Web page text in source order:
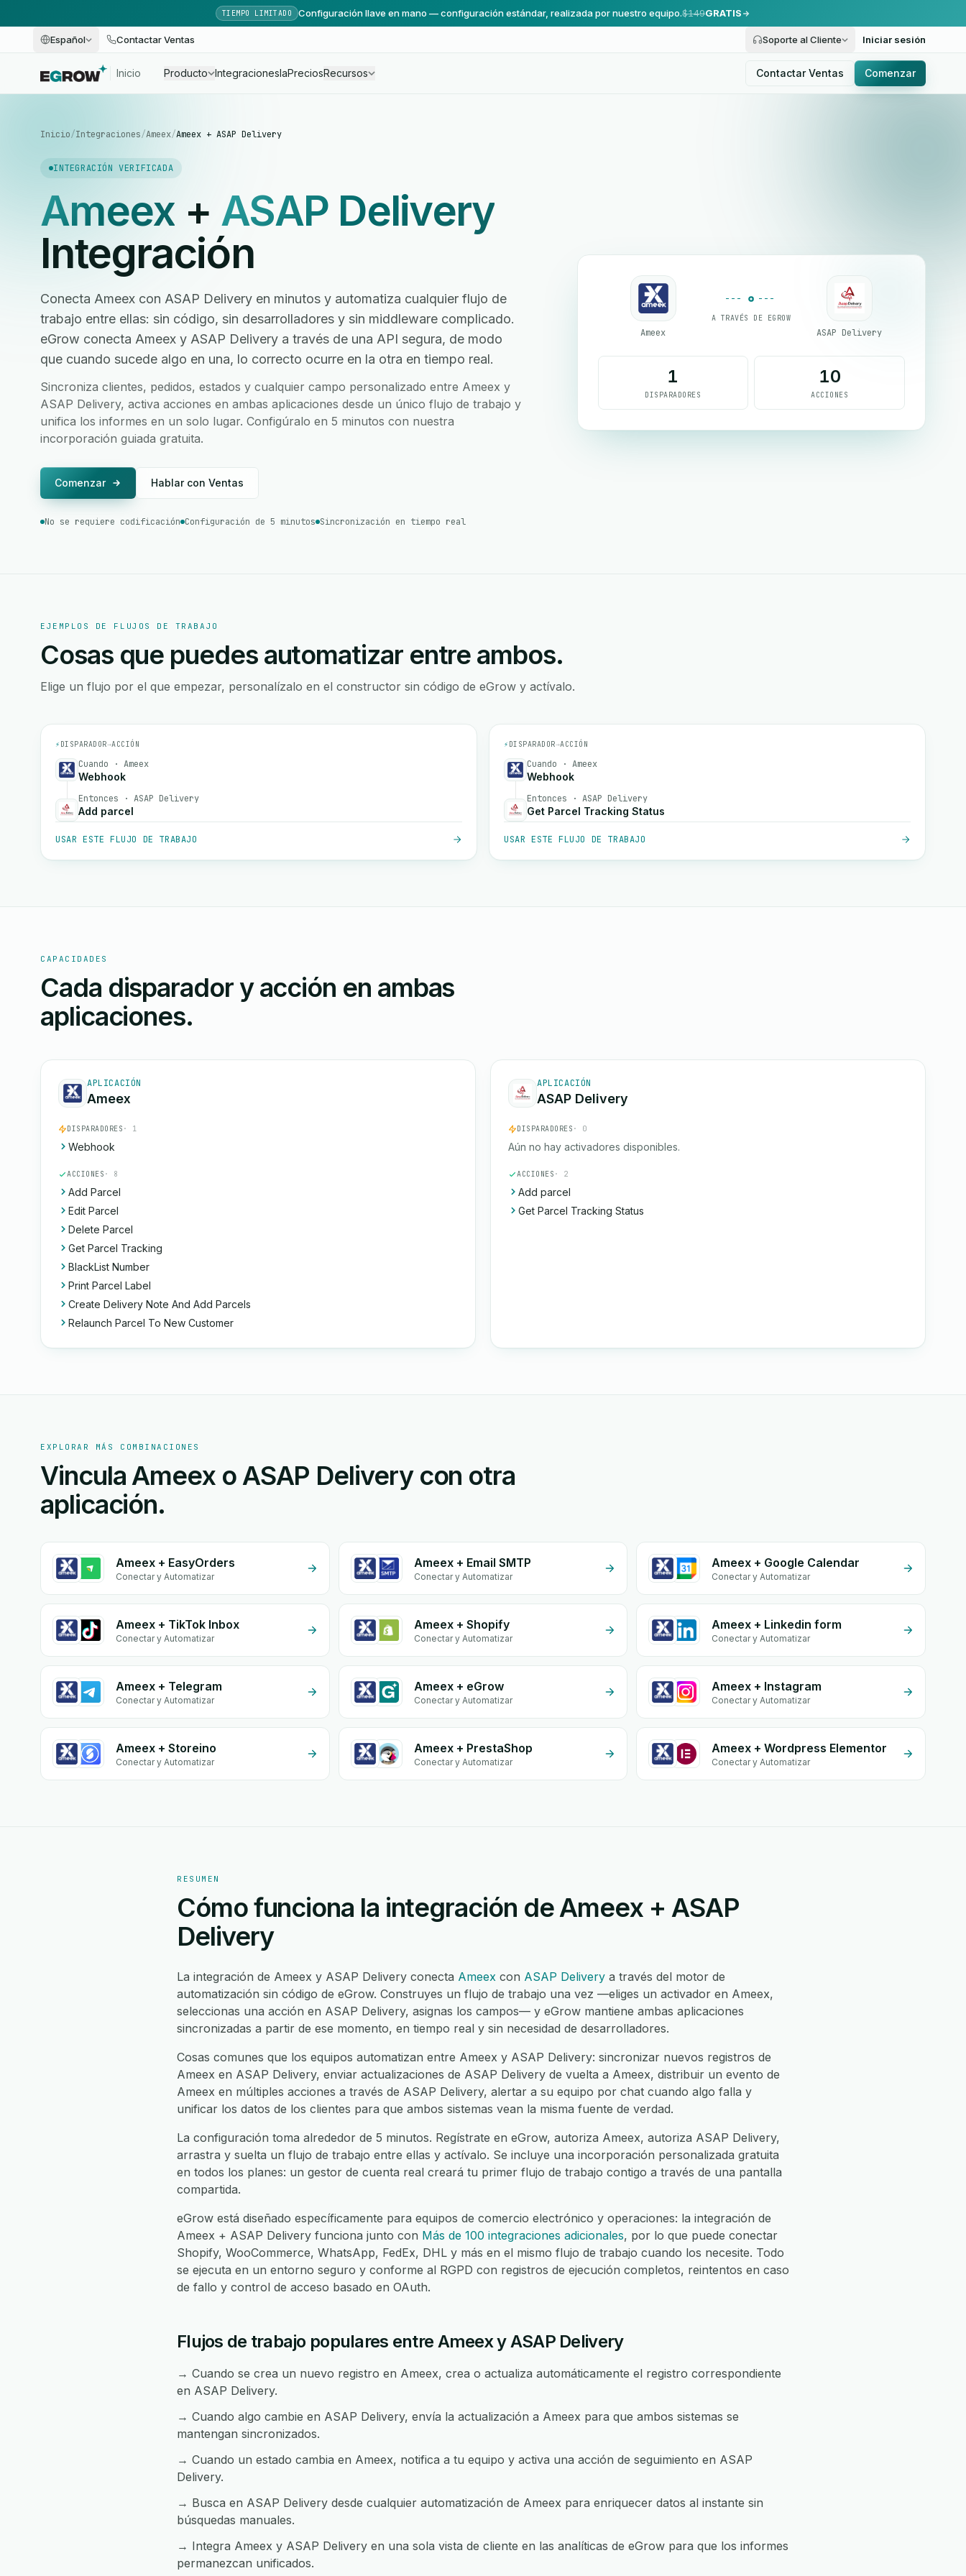
TIEMPO LIMITADO Configuración llave en mano — configuración estándar, realizada por nuestro equipo.$149GRATIS
Español Contactar Ventas Soporte al Cliente Iniciar sesión
Inicio Producto IntegracionesIaPreciosRecursos Contactar Ventas Comenzar
Inicio/Integraciones/Ameex/Ameex + ASAP Delivery
INTEGRACIÓN VERIFICADA
Ameex + ASAP Delivery
Integración
Conecta Ameex con ASAP Delivery en minutos y automatiza cualquier flujo de
trabajo entre ellas: sin código, sin desarrolladores y sin middleware complicado.
eGrow conecta Ameex y ASAP Delivery a través de una API segura, de modo
que cuando sucede algo en una, lo correcto ocurre en la otra en tiempo real.
Sincroniza clientes, pedidos, estados y cualquier campo personalizado entre Ameex y
ASAP Delivery, activa acciones en ambas aplicaciones desde un único flujo de trabajo y
unifica los informes en un solo lugar. Configúralo en 5 minutos con nuestra
incorporación guiada gratuita.
Comenzar Hablar con Ventas
No se requiere codificación Configuración de 5 minutos Sincronización en tiempo real
Ameex
A TRAVÉS DE EGROW
ASAP Delivery
1
DISPARADORES
10
ACCIONES
EJEMPLOS DE FLUJOS DE TRABAJO
Cosas que puedes automatizar entre ambos.
Elige un flujo por el que empezar, personalízalo en el constructor sin código de eGrow y actívalo.
⚡ DISPARADOR→ACCIÓN
Cuando · Ameex
Webhook
Entonces · ASAP Delivery
Add parcel
USAR ESTE FLUJO DE TRABAJO
⚡ DISPARADOR→ACCIÓN
Cuando · Ameex
Webhook
Entonces · ASAP Delivery
Get Parcel Tracking Status
USAR ESTE FLUJO DE TRABAJO
CAPACIDADES
Cada disparador y acción en ambas
aplicaciones.
APLICACIÓN
Ameex
DISPARADORES · 1
Webhook
ACCIONES · 8
Add Parcel
Edit Parcel
Delete Parcel
Get Parcel Tracking
BlackList Number
Print Parcel Label
Create Delivery Note And Add Parcels
Relaunch Parcel To New Customer
APLICACIÓN
ASAP Delivery
DISPARADORES · 0
Aún no hay activadores disponibles.
ACCIONES · 2
Add parcel
Get Parcel Tracking Status
EXPLORAR MÁS COMBINACIONES
Vincula Ameex o ASAP Delivery con otra
aplicación.
Ameex + EasyOrders
Conectar y Automatizar
Ameex + Email SMTP
Conectar y Automatizar
Ameex + Google Calendar
Conectar y Automatizar
Ameex + TikTok Inbox
Conectar y Automatizar
Ameex + Shopify
Conectar y Automatizar
Ameex + Linkedin form
Conectar y Automatizar
Ameex + Telegram
Conectar y Automatizar
Ameex + eGrow
Conectar y Automatizar
Ameex + Instagram
Conectar y Automatizar
Ameex + Storeino
Conectar y Automatizar
Ameex + PrestaShop
Conectar y Automatizar
Ameex + Wordpress Elementor
Conectar y Automatizar
RESUMEN
Cómo funciona la integración de Ameex + ASAP
Delivery
La integración de Ameex y ASAP Delivery conecta Ameex con ASAP Delivery a través del motor de
automatización sin código de eGrow. Construyes un flujo de trabajo una vez —eliges un activador en Ameex,
seleccionas una acción en ASAP Delivery, asignas los campos— y eGrow mantiene ambas aplicaciones
sincronizadas a partir de ese momento, en tiempo real y sin necesidad de desarrolladores.
Cosas comunes que los equipos automatizan entre Ameex y ASAP Delivery: sincronizar nuevos registros de
Ameex en ASAP Delivery, enviar actualizaciones de ASAP Delivery de vuelta a Ameex, distribuir un evento de
Ameex en múltiples acciones a través de ASAP Delivery, alertar a su equipo por chat cuando algo falla y
unificar los datos de los clientes para que ambos sistemas vean la misma fuente de verdad.
La configuración toma alrededor de 5 minutos. Regístrate en eGrow, autoriza Ameex, autoriza ASAP Delivery,
arrastra y suelta un flujo de trabajo entre ellas y actívalo. Se incluye una incorporación personalizada gratuita
en todos los planes: un gestor de cuenta real creará tu primer flujo de trabajo contigo a través de una pantalla
compartida.
eGrow está diseñado específicamente para equipos de comercio electrónico y operaciones: la integración de
Ameex + ASAP Delivery funciona junto con Más de 100 integraciones adicionales, por lo que puede conectar
Shopify, WooCommerce, WhatsApp, FedEx, DHL y más en el mismo flujo de trabajo cuando los necesite. Todo
se ejecuta en un entorno seguro y conforme al RGPD con registros de ejecución completos, reintentos en caso
de fallo y control de acceso basado en OAuth.
Flujos de trabajo populares entre Ameex y ASAP Delivery
→ Cuando se crea un nuevo registro en Ameex, crea o actualiza automáticamente el registro correspondiente
en ASAP Delivery.
→ Cuando algo cambie en ASAP Delivery, envía la actualización a Ameex para que ambos sistemas se
mantengan sincronizados.
→ Cuando un estado cambia en Ameex, notifica a tu equipo y activa una acción de seguimiento en ASAP
Delivery.
→ Busca en ASAP Delivery desde cualquier automatización de Ameex para enriquecer datos al instante sin
búsquedas manuales.
→ Integra Ameex y ASAP Delivery en una sola vista de cliente en las analíticas de eGrow para que los informes
permanezcan unificados.